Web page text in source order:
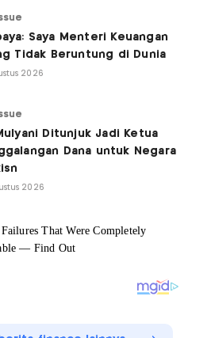
Saya Menteri Keuangan
Tidak Beruntung di Dunia
2026
Ditunjuk Jadi Ketua
Dana untuk Negara
2026